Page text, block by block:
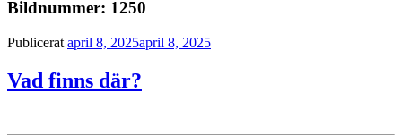
Bildnummer: 1250
Publicerat april 8, 2025april 8, 2025
Vad finns där?